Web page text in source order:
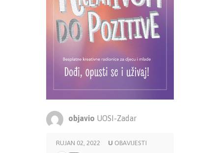
objavio UOSI-Zadar
RUJAN 02, 2022 U OBAVIJESTI